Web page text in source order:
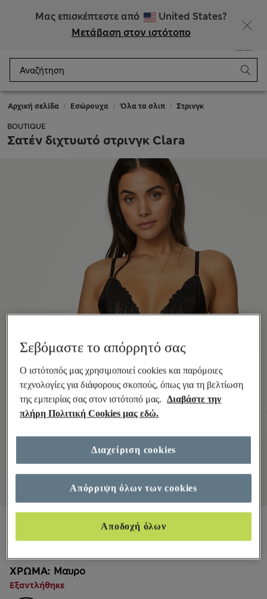
Μας επισκέπτεστε από
United States?
Μετάβαση στον ιστότοπο
Αρχική σελίδα Εσώρουχα Όλα τα σλιπ Στρινγκ
BOUTIQUE
Σατέν διχτυωτό στρινγκ Clara
6 κριτικές
Όλες οι τιμές περιλαμβάνουν φόρους και δασμούς
ΧΡΏΜΑ: Μαυρο
Εξαντλήθηκε
Σεβόμαστε το απόρρητό σας
Ο ιστότοπός μας χρησιμοποιεί cookies και παρόμοιες
τεχνολογίες για διάφορους σκοπούς, όπως για τη βελτίωση
της εμπειρίας σας στον ιστότοπό μας.
Διαβάστε την
πλήρη Πολιτική Cookies μας εδώ.
Απόρριψη όλων των cookies
Αποδοχή όλων
Διαχείριση cookies